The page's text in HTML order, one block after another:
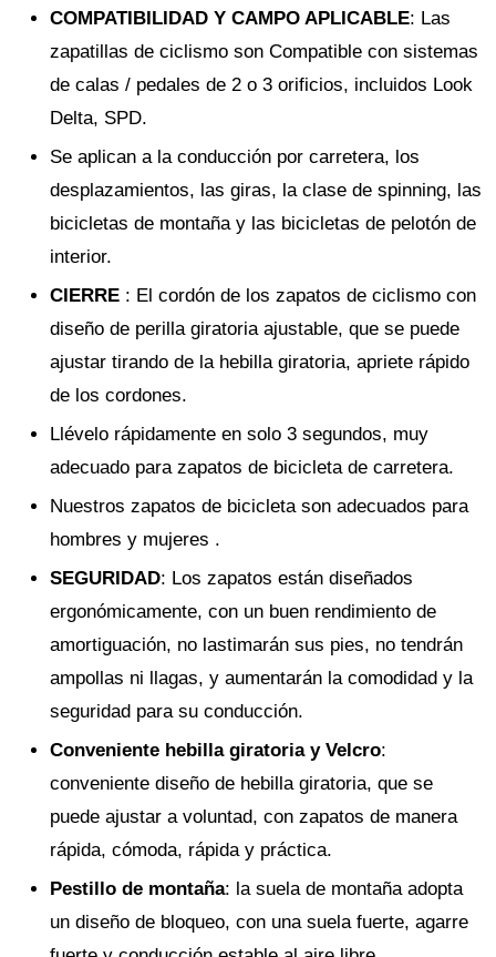
COMPATIBILIDAD Y CAMPO APLICABLE: Las
zapatillas de ciclismo son Compatible con sistemas
de calas / pedales de 2 o 3 orificios, incluidos Look
Delta, SPD.
Se aplican a la conducción por carretera, los
desplazamientos, las giras, la clase de spinning, las
bicicletas de montaña y las bicicletas de pelotón de
interior.
CIERRE : El cordón de los zapatos de ciclismo con
diseño de perilla giratoria ajustable, que se puede
ajustar tirando de la hebilla giratoria, apriete rápido
de los cordones.
Llévelo rápidamente en solo 3 segundos, muy
adecuado para zapatos de bicicleta de carretera.
Nuestros zapatos de bicicleta son adecuados para
hombres y mujeres .
SEGURIDAD: Los zapatos están diseñados
ergonómicamente, con un buen rendimiento de
amortiguación, no lastimarán sus pies, no tendrán
ampollas ni llagas, y aumentarán la comodidad y la
seguridad para su conducción.
Conveniente hebilla giratoria y Velcro:
conveniente diseño de hebilla giratoria, que se
puede ajustar a voluntad, con zapatos de manera
rápida, cómoda, rápida y práctica.
Pestillo de montaña: la suela de montaña adopta
un diseño de bloqueo, con una suela fuerte, agarre